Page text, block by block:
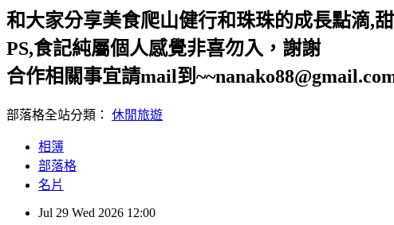
和大家分享美食爬山健行和珠珠的成長點滴,
PS,食記純屬個人感覺非喜勿入，謝謝
合作相關事宜請mail到
部落格全站分類： 休閒旅遊
相簿
部落格
名片
Jul 29 Wed 2026 12:00